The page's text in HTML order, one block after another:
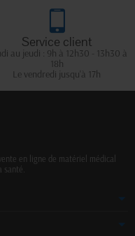
Service client
au jeudi : 9h à 12h30 - 13h30 à
18h
Le vendredi jusqu'à 17h
en ligne de matériel médical